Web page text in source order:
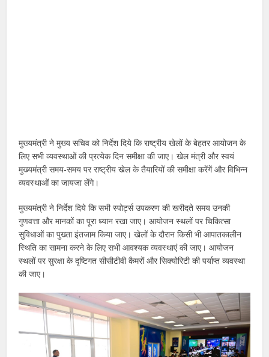
मुख्यमंत्री ने मुख्य सचिव को निर्देश दिये कि राष्ट्रीय खेलों के बेहतर आयोजन के
लिए सभी व्यवस्थाओं की प्रत्येक दिन समीक्षा की जाए। खेल मंत्री और स्वयं
मुख्यमंत्री समय-समय पर राष्ट्रीय खेल के तैयारियों की समीक्षा करेंगें और विभिन्न
व्यवस्थाओं का जायजा लेंगे।
मुख्यमंत्री ने निर्देश दिये कि सभी स्पोर्ट्स उपकरण की खरीदते समय उनकी
गुणवत्ता और मानकों का पूरा ध्यान रखा जाए। आयोजन स्थलों पर चिकित्सा
सुविधाओं का पुख्ता इंतजाम किया जाए। खेलों के दौरान किसी भी आपातकालीन
स्थिति का सामना करने के लिए सभी आवश्यक व्यवस्थाएं की जाए। आयोजन
स्थलों पर सुरक्षा के दृष्टिगत सीसीटीवी कैमरों और सिक्योरिटी की पर्याप्त व्यवस्था
की जाए।